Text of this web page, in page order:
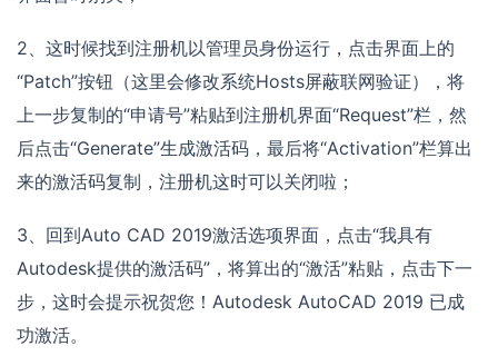
2、这时候找到注册机以管理员身份运行，点击界面上的
“Patch”按钮（这里会修改系统Hosts屏蔽联网验证），将
上一步复制的“申请号”粘贴到注册机界面“Request”栏，然
后点击“Generate”生成激活码，最后将“Activation”栏算出
来的激活码复制，注册机这时可以关闭啦；
3、回到Auto CAD 2019激活选项界面，点击“我具有
Autodesk提供的激活码”，将算出的“激活”粘贴，点击下一
步，这时会提示祝贺您！Autodesk AutoCAD 2019 已成
功激活。